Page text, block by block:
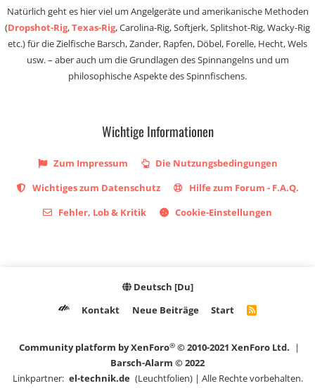
Natürlich geht es hier viel um Angelgeräte und amerikanische Methoden
(Dropshot-Rig,Texas-Rig, Carolina-Rig, Softjerk, Splitshot-Rig, Wacky-Rig
etc.) für die Zielfische Barsch, Zander, Rapfen, Döbel, Forelle, Hecht, Wels
usw. – aber auch um die Grundlagen des Spinnangelns und um
philosophische Aspekte des Spinnfischens.
Wichtige Informationen
Zum Impressum
Die Nutzungsbedingungen
Wichtiges zum Datenschutz
Hilfe zum Forum - F.A.Q.
Fehler, Lob & Kritik
Cookie-Einstellungen
Deutsch [Du]
Kontakt
Neue Beiträge Start
R
Community platform by XenForo® © 2010-2021 XenForo Ltd.
|
Barsch-Alarm © 2022
Linkpartner: el-technik.de (Leuchtfolien) | Alle Rechte vorbehalten.